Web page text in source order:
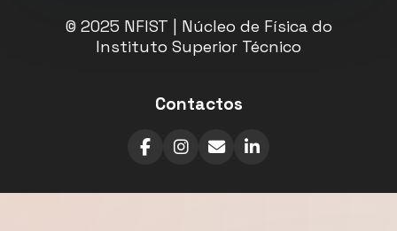
© 2025 NFIST | Núcleo de Física do
Instituto Superior Técnico
Contactos